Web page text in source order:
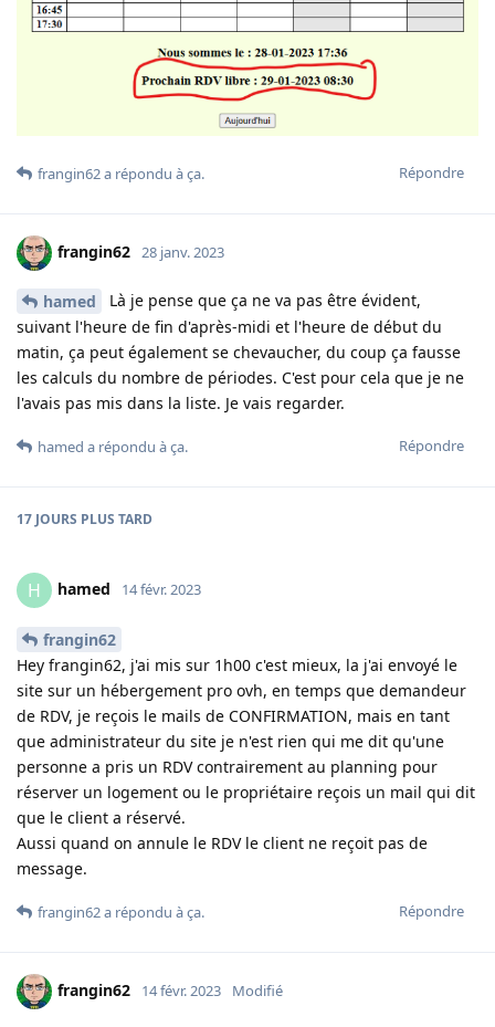
Répondre
frangin62a répondu à ça.
frangin62 28 janv. 2023
hamed
Là je pense que ça ne va pas être évident,
suivant l'heure de fin d'après-midi et l'heure de début du
matin, ça peut également se chevaucher, du coup ça fausse
les calculs du nombre de périodes. C'est pour cela que je ne
l'avais pas mis dans la liste. Je vais regarder.
Répondre
hamed a répondu à ça.
17 JOURS PLUS TARD
H hamed 14 févr. 2023
frangin62
Hey frangin62, j'ai mis sur 1h00 c'est mieux, la j'ai envoyé le
site sur un hébergement pro ovh, en temps que demandeur
de RDV, je reçois le mails de CONFIRMATION, mais en tant
que administrateur du site je n'est rien qui me dit qu'une
personne a pris un RDV contrairement au planning pour
réserver un logement ou le propriétaire reçois un mail qui dit
que le client a réservé.
Aussi quand on annule le RDV le client ne reçoit pas de
message.
Répondre
frangin62a répondu à ça.
frangin62 14 févr. 2023 Modifié